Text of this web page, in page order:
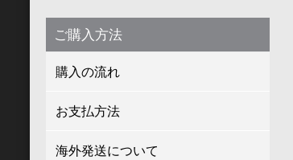
ご購入方法
購入の流れ
お支払方法
海外発送について